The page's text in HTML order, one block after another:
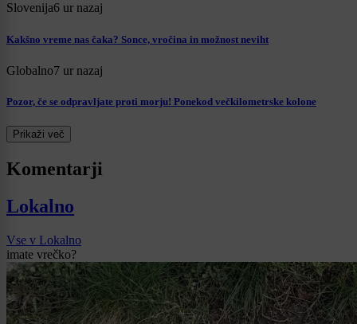
Slovenija6 ur nazaj
Kakšno vreme nas čaka? Sonce, vročina in možnost neviht
Globalno7 ur nazaj
Pozor, če se odpravljate proti morju! Ponekod večkilometrske kolone
Prikaži več
Komentarji
Lokalno
Vse v Lokalno
imate vrečko?